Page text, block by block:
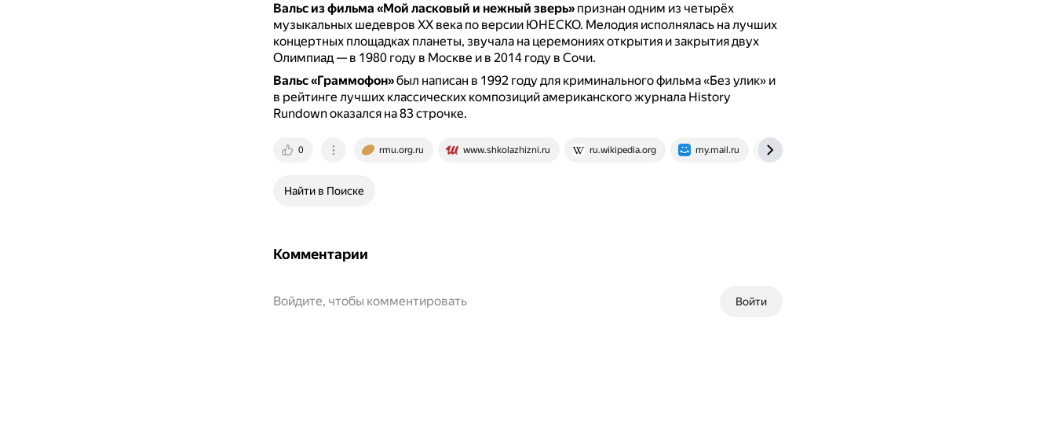
Вальс из фильма «Мой ласковый и нежный зверь»признан одним из четырёх
музыкальных шедевров XX века по версии ЮНЕСКО. Мелодия исполнялась на лучших
концертных площадках планеты, звучала на церемониях открытия и закрытия двух
Олимпиад — в 1980 году в Москве и в 2014 году в Сочи.
Вальс «Граммофон»был написан в 1992 году для криминального фильма «Без улик» и
в рейтинге лучших классических композиций американского журнала History
Rundown оказался на 83 строчке.
0 rmu.org.ru www.shkolazhizni.ru ru.wikipedia.org my.mail.ru
Найти в Поиске
Комментарии
Войти
Войдите, чтобы комментировать